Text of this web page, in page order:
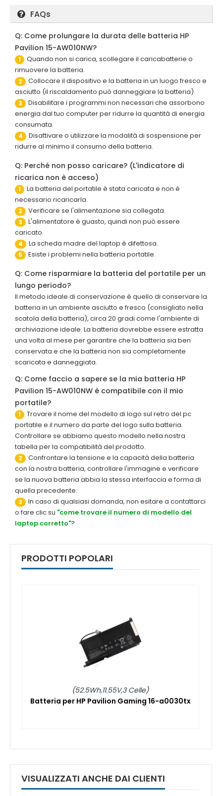
FAQs
Q: Come prolungare la durata delle batteria HP
Pavilion 15-AW010NW?
1
Quando non si carica, scollegare il caricabatterie o
rimuovere la batteria.
2
Collocare il dispositivo e la batteria in un luogo fresco e
asciutto (il riscaldamento può danneggiare la batteria).
3
Disabilitare i programmi non necessari che assorbono
energia dal tuo computer per ridurre la quantità di energia
consumata.
4
Disattivare o utilizzare la modalità di sospensione per
ridurre al minimo il consumo della batteria.
Q: Perché non posso caricare? (L'indicatore di
ricarica non è acceso)
1
La batteria del portatile è stata caricata e non è
necessario ricaricarla.
2 Verificare se l'alimentazione sia collegata.
3
L'alimentatore è guasto, quindi non può essere
caricato.
4 La scheda madre del laptop è difettosa.
5 Esiste i problemi nella batteria portatile.
Q: Come risparmiare la batteria del portatile per un
lungo periodo?
Il metodo ideale di conservazione è quello di conservare la
batteria in un ambiente asciutto e fresco (consigliato nella
scatola della batteria), circa 20 gradi come l'ambiente di
archiviazione ideale. La batteria dovrebbe essere estratta
una volta al mese per garantire che la batteria sia ben
conservata e che la batteria non sia completamente
scaricata e danneggiata.
Q: Come faccio a sapere se la mia batteria HP
Pavilion 15-AW010NW è compatibile con il mio
portatile?
1
Trovare il nome del modello di logo sul retro del pc
portatile e il numero da parte del logo sulla batteria.
Controllare se abbiamo questo modello nella nostra
tabella per la compatibilità del prodotto.
2
Confrontare la tensione e la capacità della batteria
con la nostra batteria, controllare l'immagine e verificare
se la nuova batteria abbia la stessa interfaccia e forma di
quella precedente.
3
In caso di qualsiasi domanda, non esitare a contattarci
o fare clic su "come trovare il numero di modello del
laptop corretto"?
PRODOTTI POPOLARI
(52.5Wh,11.55V,3 Celle)
Batteria per HP Pavilion Gaming 16-a0030tx
VISUALIZZATI ANCHE DAI CLIENTI